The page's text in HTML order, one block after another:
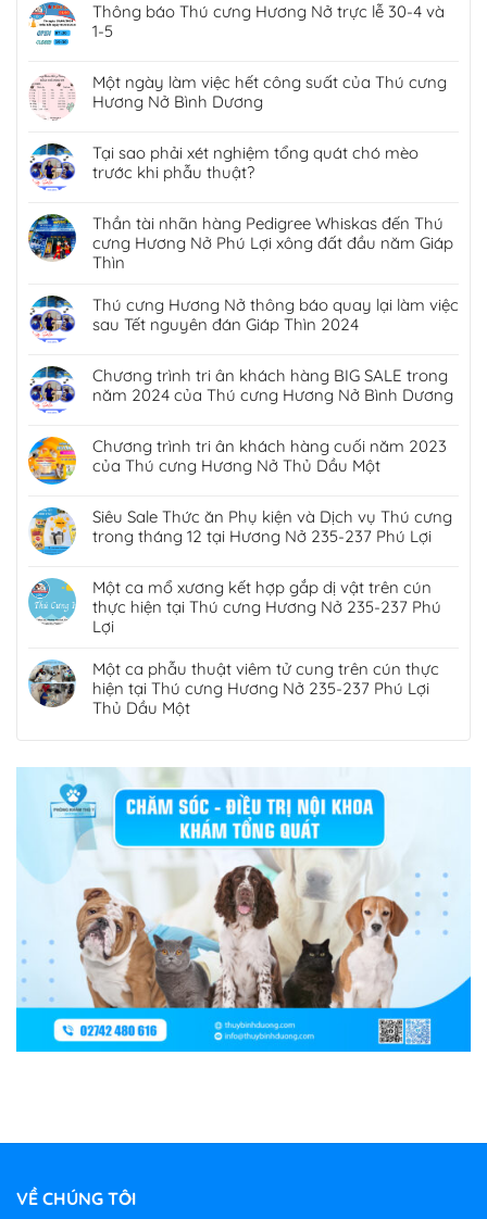
Thông báo Thú cưng Hương Nở trực lễ 30-4 và
1-5
Một ngày làm việc hết công suất của Thú cưng
Hương Nở Bình Dương
Tại sao phải xét nghiệm tổng quát chó mèo
trước khi phẫu thuật?
Thần tài nhãn hàng Pedigree Whiskas đến Thú
cưng Hương Nở Phú Lợi xông đất đầu năm Giáp
Thìn
Thú cưng Hương Nở thông báo quay lại làm việc
sau Tết nguyên đán Giáp Thìn 2024
Chương trình tri ân khách hàng BIG SALE trong
năm 2024 của Thú cưng Hương Nở Bình Dương
Chương trình tri ân khách hàng cuối năm 2023
của Thú cưng Hương Nở Thủ Dầu Một
Siêu Sale Thức ăn Phụ kiện và Dịch vụ Thú cưng
trong tháng 12 tại Hương Nở 235-237 Phú Lợi
Một ca mổ xương kết hợp gắp dị vật trên cún
thực hiện tại Thú cưng Hương Nở 235-237 Phú
Lợi
Một ca phẫu thuật viêm tử cung trên cún thực
hiện tại Thú cưng Hương Nở 235-237 Phú Lợi
Thủ Dầu Một
VỀ CHÚNG TÔI